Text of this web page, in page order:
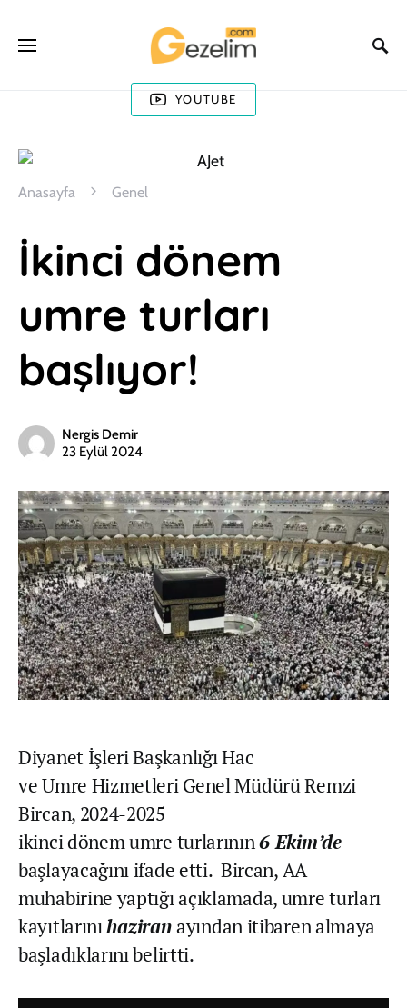
YOUTUBE
Anasayfa Genel
İkinci dönem
umre turları
başlıyor!
Nergis Demir
23 Eylül 2024
Diyanet İşleri Başkanlığı Hac
ve Umre Hizmetleri Genel Müdürü Remzi
Bircan, 2024-2025
ikinci dönem umre turlarının6 Ekim’de
başlayacağını ifade etti. Bircan, AA
muhabirine yaptığı açıklamada, umre turları
kayıtlarınıhaziranayından itibaren almaya
başladıklarını belirtti.